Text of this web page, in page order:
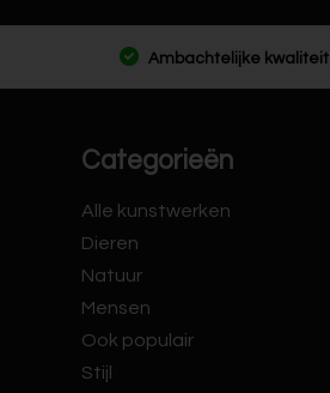
Ambachtelijke kwaliteit
Categorieën
Alle kunstwerken
Dieren
Natuur
Mensen
Ook populair
Stijl